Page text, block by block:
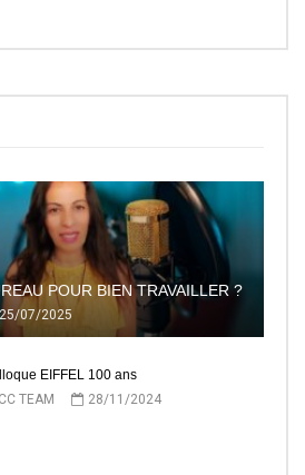
POUR BIEN TRAVAILLER ?
25/07/2025
EIFFEL 100 ans
CC TEAM
28/11/2024